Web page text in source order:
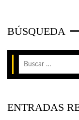
BÚSQUEDA
ENTRADAS